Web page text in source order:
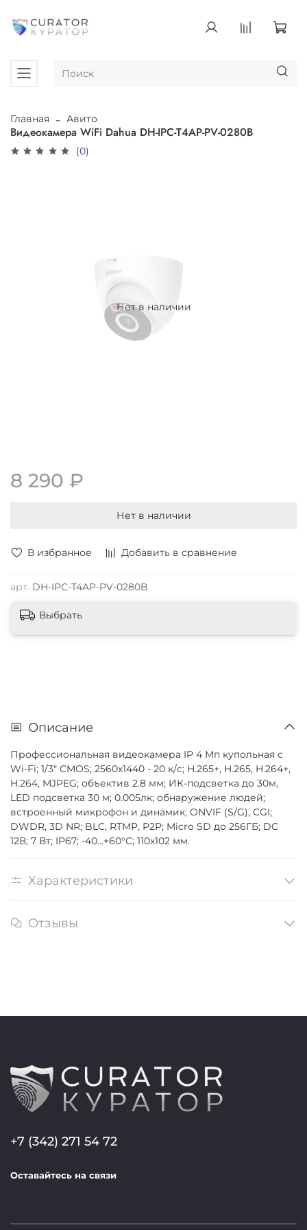
Главная Авито
Видеокамера WiFi Dahua DH-IPC-T4AP-PV-0280B
(0)
В избранное Добавить в сравнение
арт. DH-IPC-T4AP-PV-0280B
Нет в наличии
8 290 ₽
Нет в наличии
Выбрать
Описание
Профессиональная видеокамера IP 4 Мп купольная с
Wi-Fi; 1/3" CMOS; 2560х1440 - 20 к/с; H.265+, H.265, H.264+,
H.264, MJPEG; объектив 2.8 мм; ИК-подсветка до 30м,
LED подсветка 30 м; 0.005лк; обнаружение людей;
встроенный микрофон и динамик; ONVIF (S/G), CGI;
DWDR, 3D NR; BLC, RTMP, P2P; Micro SD до 256ГБ; DC
12В; 7 Вт; IP67; -40...+60°C; 110х102 мм.
Характеристики
Отзывы
+7 (342) 271 54 72
Оставайтесь на связи